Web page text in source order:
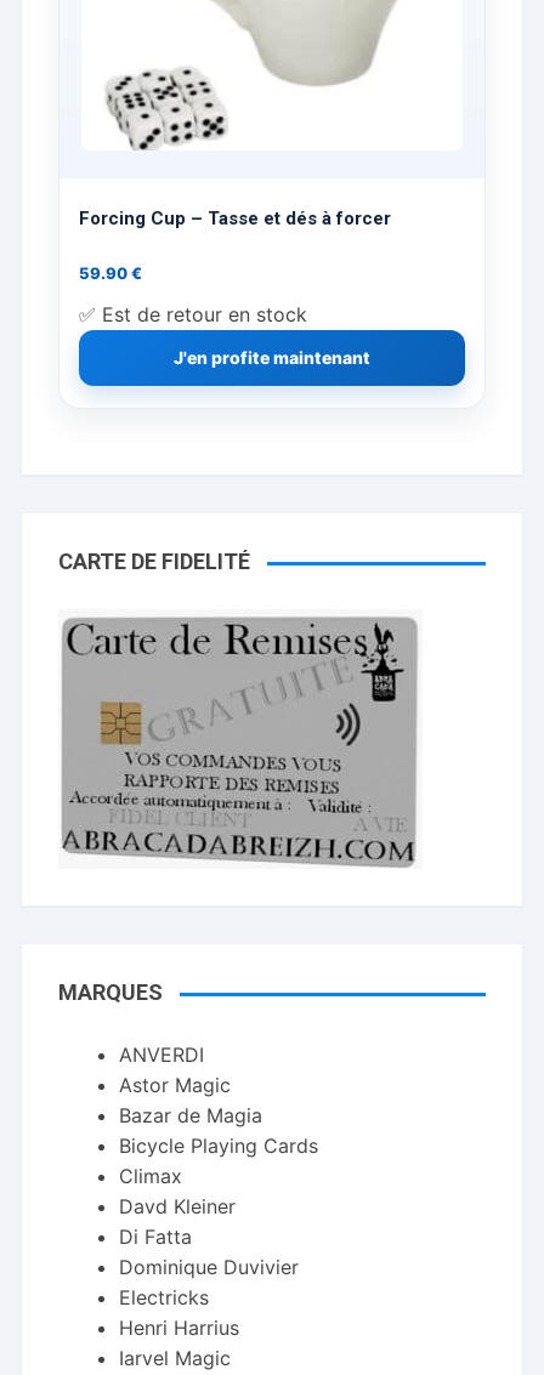
Forcing Cup – Tasse et dés à forcer
59.90€
✅ Est de retour en stock
J'en profite maintenant
CARTE DE FIDELITÉ
MARQUES
ANVERDI
Astor Magic
Bazar de Magia
Bicycle Playing Cards
Climax
Davd Kleiner
Di Fatta
Dominique Duvivier
Electricks
Henri Harrius
Iarvel Magic